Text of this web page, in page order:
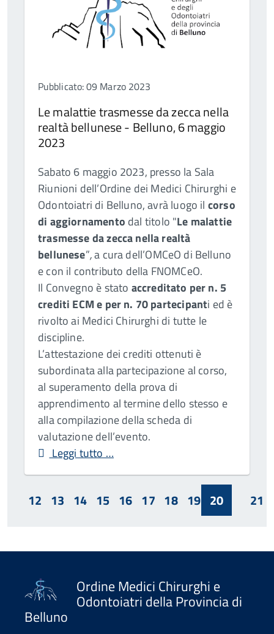
Pubblicato: 09 Marzo 2023
Le malattie trasmesse da zecca nella
realtà bellunese - Belluno, 6 maggio
2023
Sabato 6 maggio 2023, presso la Sala
Riunioni dell’Ordine dei Medici Chirurghi e
Odontoiatri di Belluno, avrà luogo il corso
di aggiornamento dal titolo "Le malattie
trasmesse da zecca nella realtà
bellunese”,a cura dell’OMCeO di Belluno
e con il contributo della FNOMCeO.
Il Convegno è stato accreditato per n. 5
crediti ECM e per n. 70 partecipanti ed è
rivolto ai Medici Chirurghi di tutte le
discipline.
L’attestazione dei crediti ottenuti è
subordinata alla partecipazione al corso,
al superamento della prova di
apprendimento al termine dello stesso e
alla compilazione della scheda di
valutazione dell’evento.
Leggi tutto …
12 13 14 15 16 17 18 19 20 21
Ordine Medici Chirurghi e
Odontoiatri della Provincia di
Belluno